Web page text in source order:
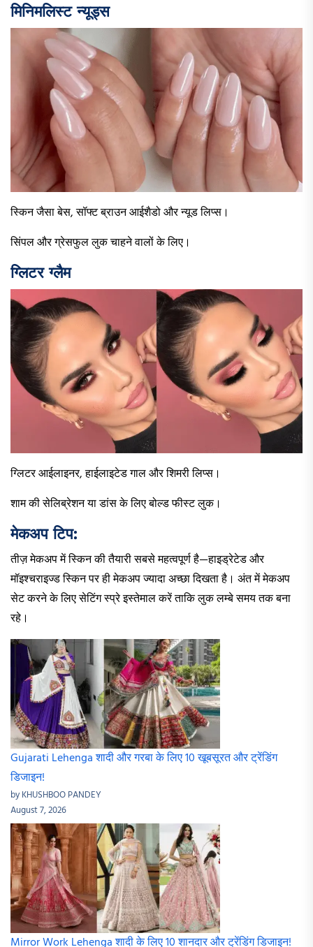
मिनिमलिस्ट न्यूड्स
स्किन जैसा बेस, सॉफ्ट ब्राउन आईशैडो और न्यूड लिप्स।
सिंपल और ग्रेसफुल लुक चाहने वालों के लिए।
ग्लिटर ग्लैम
ग्लिटर आईलाइनर, हाईलाइटेड गाल और शिमरी लिप्स।
शाम की सेलिब्रेशन या डांस के लिए बोल्ड फीस्ट लुक।
मेकअप टिप:
तीज़ मेकअप में स्किन की तैयारी सबसे महत्वपूर्ण है—हाइड्रेटेड और
मॉइश्चराइज्ड स्किन पर ही मेकअप ज्यादा अच्छा दिखता है। अंत में मेकअप
सेट करने के लिए सेटिंग स्प्रे इस्तेमाल करें ताकि लुक लम्बे समय तक बना
रहे।
Gujarati Lehenga शादी और गरबा के लिए 10 खूबसूरत और ट्रेंडिंग
डिजाइन!
by KHUSHBOO PANDEY
August 7, 2026
Mirror Work Lehenga शादी के लिए 10 शानदार और ट्रेंडिंग डिजाइन!